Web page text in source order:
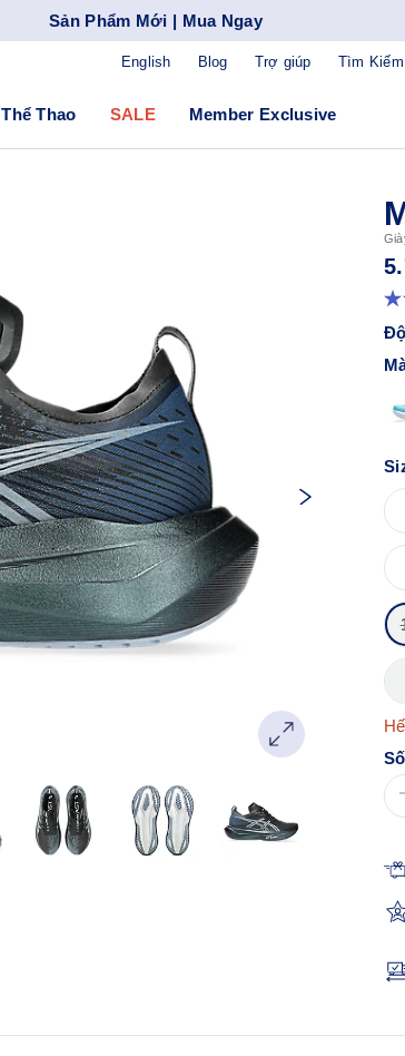
Sản Phẩm Mới | Mua Ngay
Blog Trợ giúp Tìm
English
Thể Thao SALE Member Exclusive